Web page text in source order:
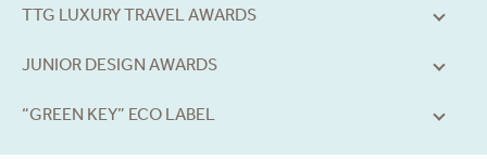
TTG LUXURY TRAVEL AWARDS
JUNIOR DESIGN AWARDS
“GREEN KEY” ECO LABEL